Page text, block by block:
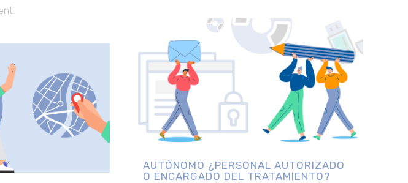
AUTÓNOMO ¿PERSONAL AUTORIZADO
O ENCARGADO DEL TRATAMIENTO?